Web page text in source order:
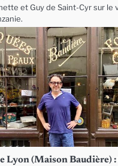
et Guy de Saint-Cyr sur le
Lyon (Maison Baudière)